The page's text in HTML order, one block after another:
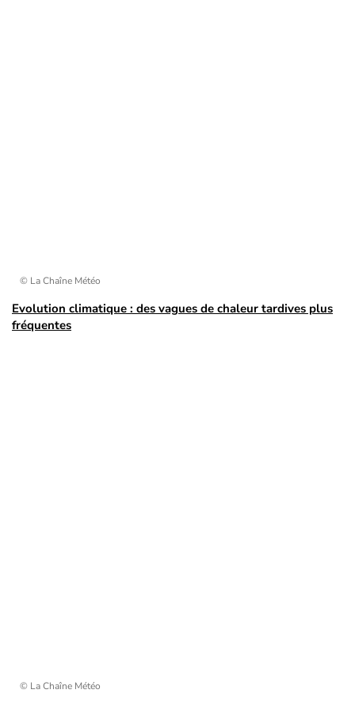
© La Chaîne Météo
Evolution climatique : des vagues de chaleur tardives plus
fréquentes
© La Chaîne Météo